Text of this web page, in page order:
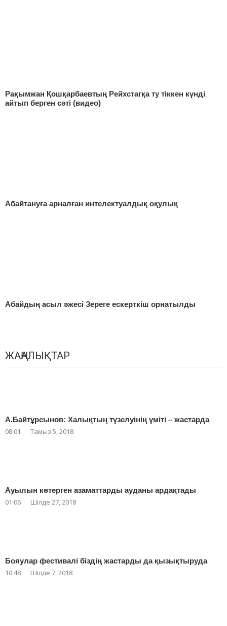
Рақымжан Қошқарбаевтың Рейхстагқа ту тіккен күнді
айтып берген сәті (видео)
Абайтануға арналған интелектуалдық оқулық
Абайдың асыл әжесі Зереге ескерткіш орнатылды
ЖАҢАЛЫҚТАР
А.Байтұрсынов: Халықтың түзелуінің үміті – жастарда
08:01 Тамыз 5, 2018
Ауылын көтерген азаматтарды ауданы ардақтады
01:06 Шілде 27, 2018
Бояулар фестивалі біздің жастарды да қызықтыруда
10:48 Шілде 7, 2018